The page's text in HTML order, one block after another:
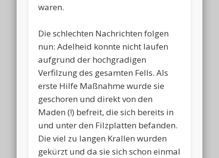
waren.
Die schlechten Nachrichten folgen
nun: Adelheid konnte nicht laufen
aufgrund der hochgradigen
Verfilzung des gesamten Fells. Als
erste Hilfe Maßnahme wurde sie
geschoren und direkt von den
Maden (!) befreit, die sich bereits in
und unter den Filzplatten befanden.
Die viel zu langen Krallen wurden
gekürzt und da sie sich schon einmal